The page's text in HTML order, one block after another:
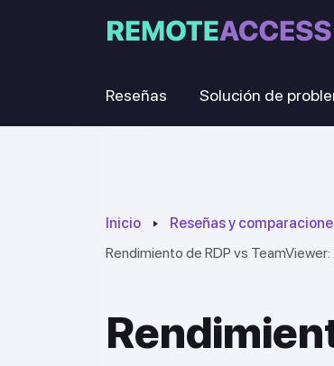
Reseñas Solución de
Inicio
Reseñas y
Rendimiento de RDP vs